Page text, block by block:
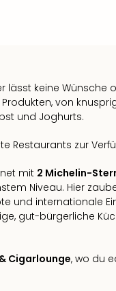
lässt keine Wünsche
von
und Joghurts.
Restaurants zur
mit 2 Michelin-
Niveau. Hier
und internationale
gut-bürgerliche
Cigarlounge, wo du